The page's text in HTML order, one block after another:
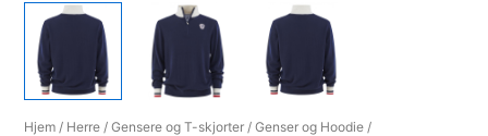
Hjem / Herre /Gensere og T-skjorter /Genser og Hoodie /